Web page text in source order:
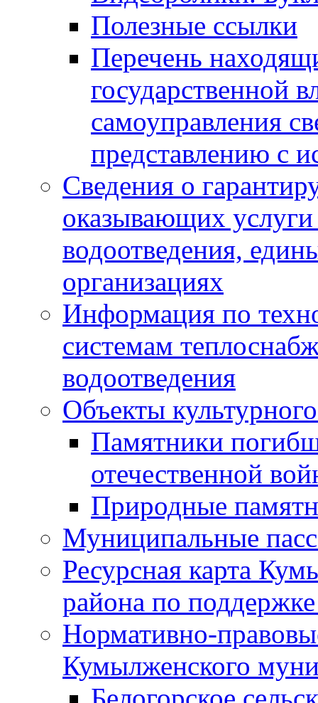
Полезные ссылки
Перечень
государственной
самоуправления
представлению с
Сведения о
оказывающих
водоотведения,
организациях
Информация по
системам
водоотведения
Объекты
Памятники
отечественной
Природные
Муниципальные
Ресурсная карта
района по
Нормативно-
Кумылженского